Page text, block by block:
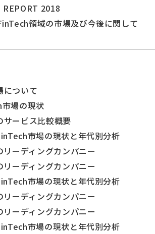
REPORT 2018
領域の市場及び今後に関して
について
場の現状
サービス比較概要
市場の現状と年代別分析
ーディングカンパニー
ーディングカンパニー
市場の現状と年代別分析
リーディングカンパニー
リーディングカンパニー
市場の現状と年代別分析